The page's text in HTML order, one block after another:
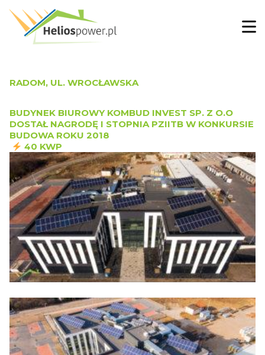
RADOM, UL. WROCŁAWSKA
BUDYNEK BIUROWY KOMBUD INVEST SP. Z O.O
DOSTAŁ NAGRODĘ I STOPNIA PZIITB W KONKURSIE
BUDOWA ROKU 2018
40 KWP